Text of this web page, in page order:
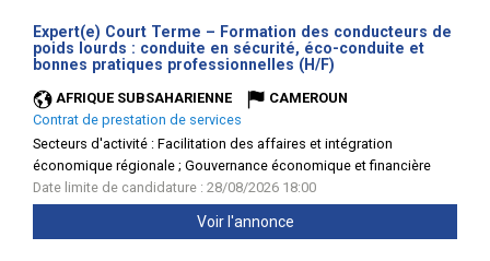
Expert(e) Court Terme – Formation des conducteurs de
poids lourds : conduite en sécurité, éco-conduite et
bonnes pratiques professionnelles (H/F)
AFRIQUE SUBSAHARIENNE
CAMEROUN
Contrat de prestation de services
Secteurs d'activité : Facilitation des affaires et intégration
économique régionale ; Gouvernance économique et financière
Date limite de candidature : 28/08/2026 18:00
Voir l'annonce